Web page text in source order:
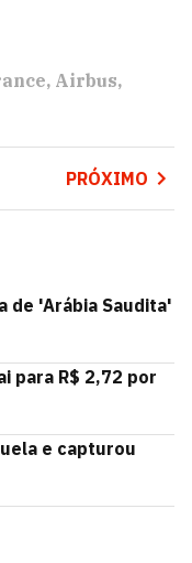
Airbus
PRÓXIMO
de 'Arábia Saudita'
para R$ 2,72 por
e capturou